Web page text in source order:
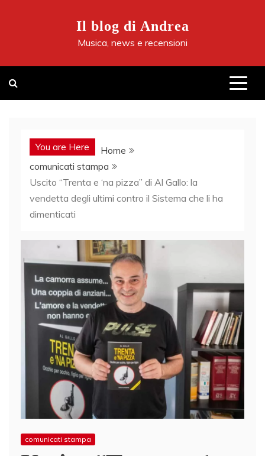
Il blog di Andrea
Musica, news e recensioni
You are Here
Home
comunicati stampa
Uscito “Trenta e ‘na pizza” di Al Gallo: la
vendetta degli ultimi contro il Sistema che li ha
dimenticati
comunicati stampa